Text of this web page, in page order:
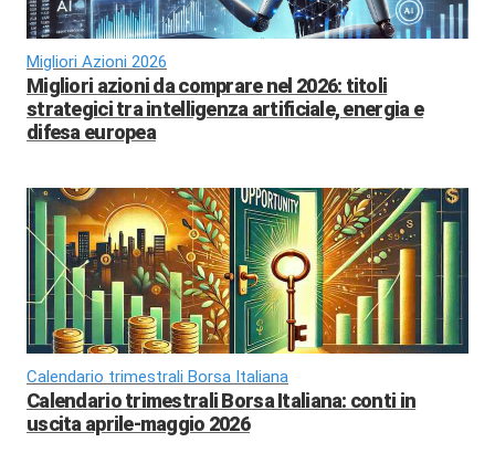
Migliori Azioni 2026
Migliori azioni da comprare nel 2026: titoli
strategici tra intelligenza artificiale, energia e
difesa europea
Calendario trimestrali Borsa Italiana
Calendario trimestrali Borsa Italiana: conti in
uscita aprile-maggio 2026